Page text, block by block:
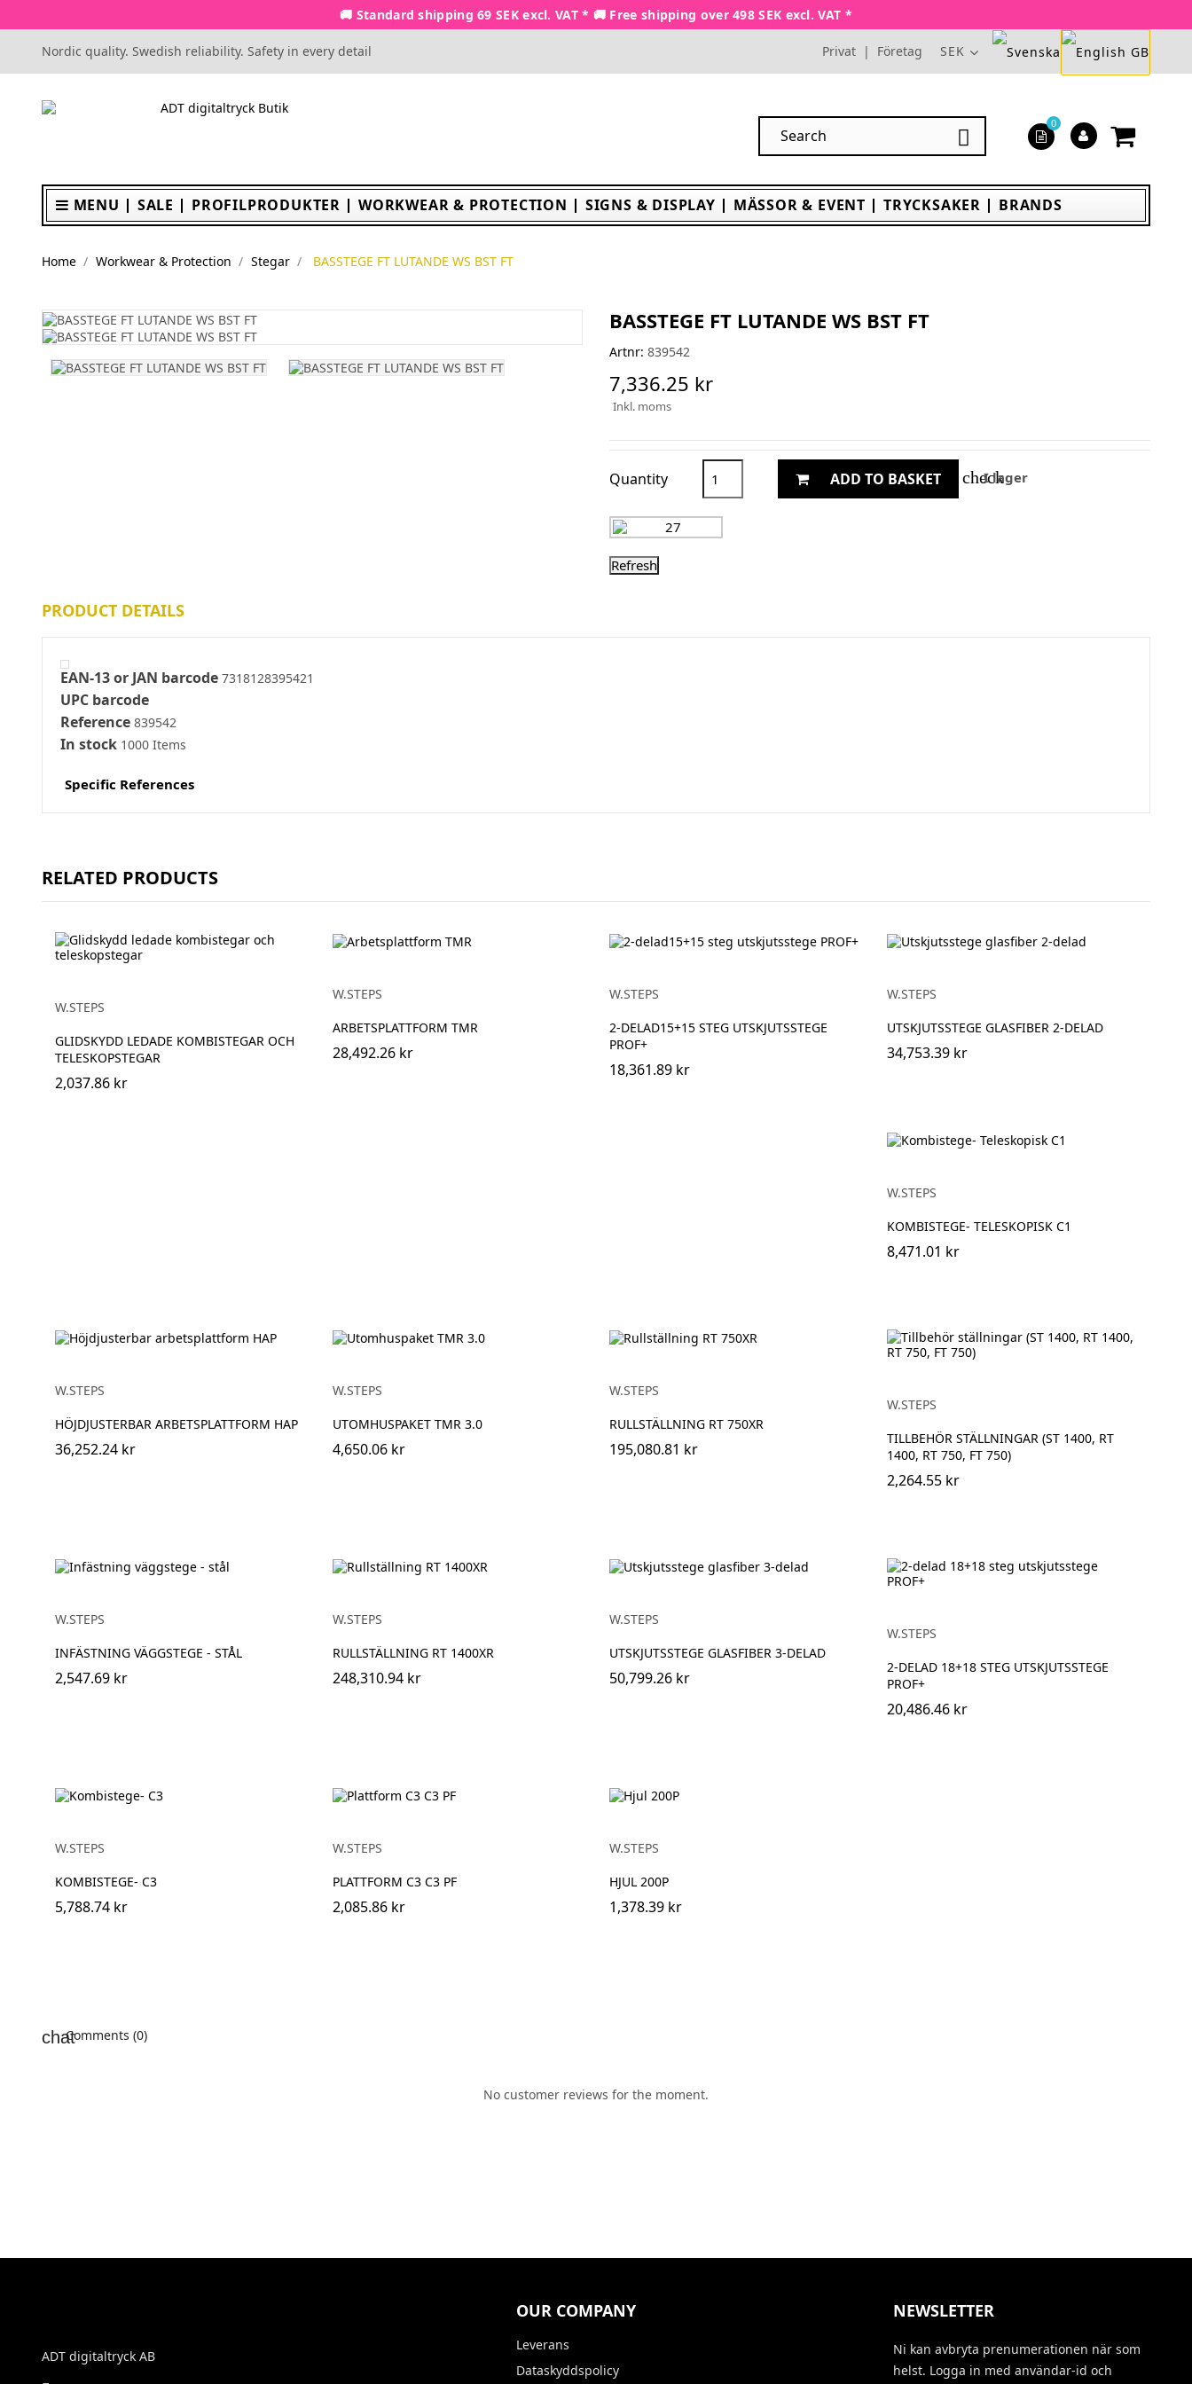
🚚 Standard shipping 69 SEK excl. VAT * 🚚 Free shipping over 498 SEK excl. VAT *
Nordic quality. Swedish reliability. Safety in every detail Privat | Företag SEK

0
MENU SALE PROFILPRODUKTER WORKWEAR & PROTECTION SIGNS & DISPLAY MÄSSOR & EVENT TRYCKSAKER BRANDS
Home Workwear & Protection Stegar BASSTEGE FT LUTANDE WS BST FT
BASSTEGE FT LUTANDE WS BST FT
Artnr: 839542
7,336.25 kr
Inkl. moms
Quantity ADD TO BASKET check
I lager
PRODUCT DETAILS
EAN-13 or JAN barcode 7318128395421
UPC barcode
Reference 839542
In stock 1000 Items
Specific References
RELATED PRODUCTS
W.STEPS
GLIDSKYDD LEDADE KOMBISTEGAR OCH
TELESKOPSTEGAR
2,037.86 kr
W.STEPS
ARBETSPLATTFORM TMR
28,492.26 kr
W.STEPS
2-DELAD15+15 STEG UTSKJUTSSTEGE
PROF+
18,361.89 kr
W.STEPS
UTSKJUTSSTEGE GLASFIBER 2-DELAD
34,753.39 kr
W.STEPS
KOMBISTEGE- TELESKOPISK C1
8,471.01 kr
W.STEPS
HÖJDJUSTERBAR ARBETSPLATTFORM HAP
36,252.24 kr
W.STEPS
UTOMHUSPAKET TMR 3.0
4,650.06 kr
W.STEPS
RULLSTÄLLNING RT 750XR
195,080.81 kr
W.STEPS
TILLBEHÖR STÄLLNINGAR (ST 1400, RT
1400, RT 750, FT 750)
2,264.55 kr
W.STEPS
INFÄSTNING VÄGGSTEGE - STÅL
2,547.69 kr
W.STEPS
RULLSTÄLLNING RT 1400XR
248,310.94 kr
W.STEPS
UTSKJUTSSTEGE GLASFIBER 3-DELAD
50,799.26 kr
W.STEPS
2-DELAD 18+18 STEG UTSKJUTSSTEGE
PROF+
20,486.46 kr
W.STEPS
KOMBISTEGE- C3
5,788.74 kr
W.STEPS
PLATTFORM C3 C3 PF
2,085.86 kr
W.STEPS
HJUL 200P
1,378.39 kr
Comments (0)
No customer reviews for the moment.
ADT digitaltryck AB
OUR COMPANY
Leverans
Dataskyddspolicy
NEWSLETTER
Ni kan avbryta prenumerationen när som
helst. Logga in med användar-id och